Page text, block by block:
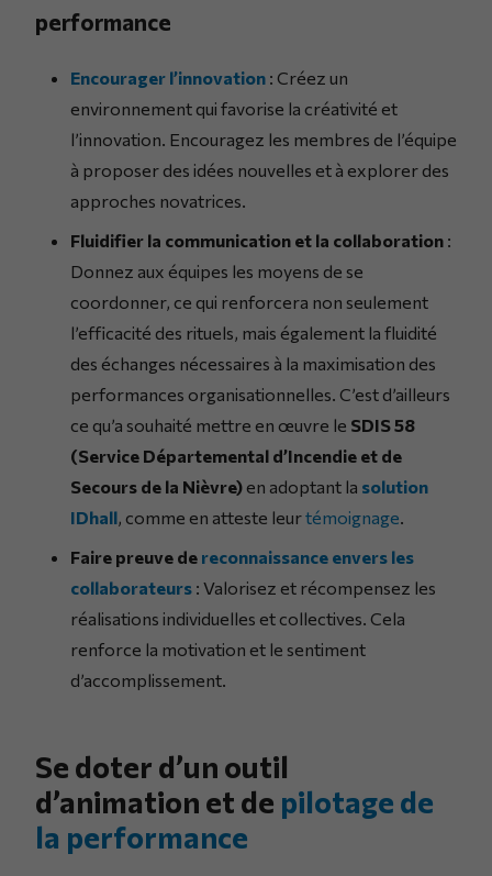
performance
Encourager l’innovation : Créez un
environnement qui favorise la créativité et
l’innovation. Encouragez les membres de l’équipe
à proposer des idées nouvelles et à explorer des
approches novatrices.
Fluidifier la communication et la collaboration :
Donnez aux équipes les moyens de se
coordonner, ce qui renforcera non seulement
l’efficacité des rituels, mais également la fluidité
des échanges nécessaires à la maximisation des
performances organisationnelles. C’est d’ailleurs
ce qu’a souhaité mettre en œuvre le SDIS 58
(Service Départemental d’Incendie et de
Secours de la Nièvre) en adoptant la solution
IDhall, comme en atteste leurtémoignage.
Faire preuve de reconnaissance envers les
collaborateurs : Valorisez et récompensez les
réalisations individuelles et collectives. Cela
renforce la motivation et le sentiment
d’accomplissement.
Se doter d’un outil
d’animation et de pilotage de
la performance